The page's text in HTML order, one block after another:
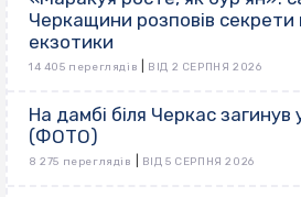
Черкащини розповів
екзотики
14 405 переглядів ВІД 2 СЕРПНЯ 2026
На дамбі біля Черкас загинув
(ФОТО)
8 275 переглядів ВІД 5 СЕРПНЯ 2026